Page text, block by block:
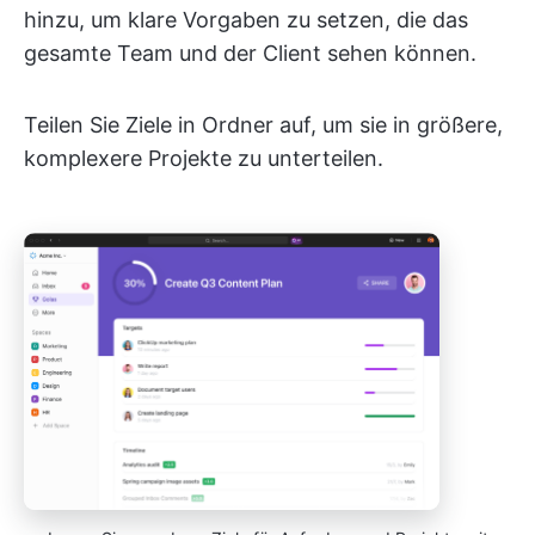
hinzu, um klare Vorgaben zu setzen, die das
gesamte Team und der Client sehen können.
Teilen Sie Ziele in Ordner auf, um sie in größere,
komplexere Projekte zu unterteilen.